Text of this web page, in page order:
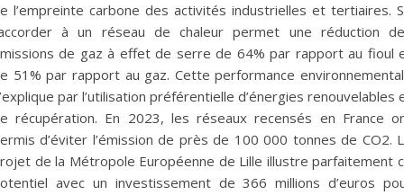
l’empreinte carbone des activités industrielles et tertiaires.
à un réseau de chaleur permet une réduction
de gaz à effet de serre de 64% par rapport au fioul
51% par rapport au gaz. Cette performance
par l’utilisation préférentielle d’énergies renouvelables
récupération. En 2023, les réseaux recensés en France
d’éviter l’émission de près de 100 000 tonnes de CO2.
de la Métropole Européenne de Lille illustre parfaitement
avec un investissement de 366 millions d’euros